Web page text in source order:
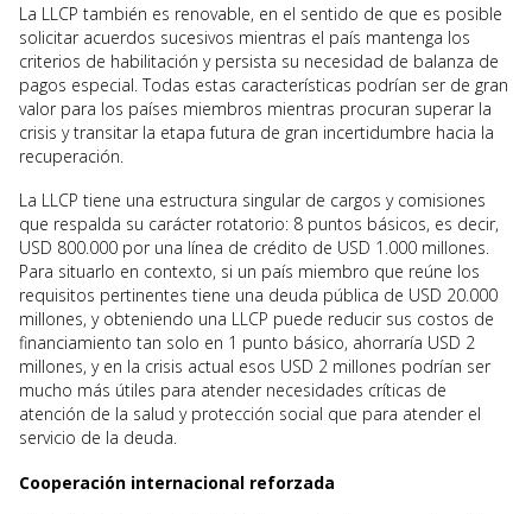
La LLCP también es renovable, en el sentido de que es posible
solicitar acuerdos sucesivos mientras el país mantenga los
criterios de habilitación y persista su necesidad de balanza de
pagos especial. Todas estas características podrían ser de gran
valor para los países miembros mientras procuran superar la
crisis y transitar la etapa futura de gran incertidumbre hacia la
recuperación.
La LLCP tiene una estructura singular de cargos y comisiones
que respalda su carácter rotatorio: 8 puntos básicos, es decir,
USD 800.000 por una línea de crédito de USD 1.000 millones.
Para situarlo en contexto, si un país miembro que reúne los
requisitos pertinentes tiene una deuda pública de USD 20.000
millones, y obteniendo una LLCP puede reducir sus costos de
financiamiento tan solo en 1 punto básico, ahorraría USD 2
millones, y en la crisis actual esos USD 2 millones podrían ser
mucho más útiles para atender necesidades críticas de
atención de la salud y protección social que para atender el
servicio de la deuda.
Cooperación internacional reforzada